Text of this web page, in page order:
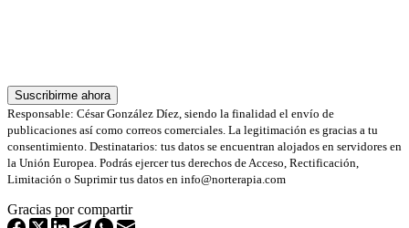
Suscribirme ahora
Responsable: César González Díez, siendo la finalidad el envío de
publicaciones así como correos comerciales. La legitimación es gracias a tu
consentimiento. Destinatarios: tus datos se encuentran alojados en servidores en
la Unión Europea. Podrás ejercer tus derechos de Acceso, Rectificación,
Limitación o Suprimir tus datos en info@norterapia.com
Gracias por compartir